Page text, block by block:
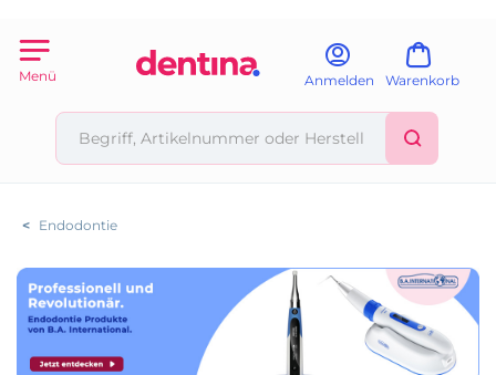
Menü Anmelden Warenkorb
< Endodontie